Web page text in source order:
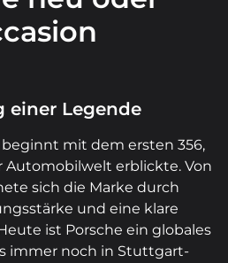
einer Legende
mit dem ersten 356,
Automobilwelt erblickte. Von
sich die Marke durch
und eine klare
ist Porsche ein globales
immer noch in Stuttgart-